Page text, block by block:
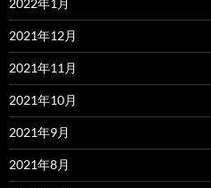
2022年1月
2021年12月
2021年11月
2021年10月
2021年9月
2021年8月